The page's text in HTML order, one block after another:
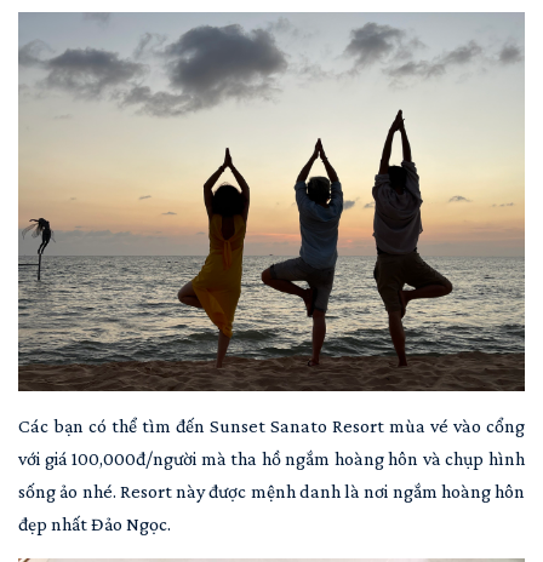
Các bạn có thể tìm đến Sunset Sanato Resort mùa vé vào cổng
với giá 100,000đ/người mà tha hồ ngắm hoàng hôn và chụp hình
sống ảo nhé. Resort này được mệnh danh là nơi ngắm hoàng hôn
đẹp nhất Đảo Ngọc.